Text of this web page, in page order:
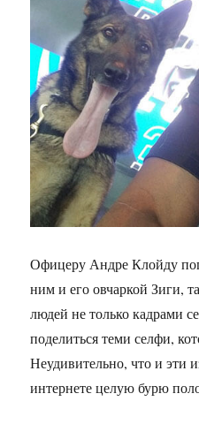
Офицеру Андре Клойду
ним и его овчаркой Зиги,
людей не только кадрами
поделиться теми селфи,
Неудивительно, что и эти
интернете целую бурю